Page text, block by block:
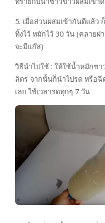
5. เมื่อส่วนผสมเข้ากันดีแล้ว
ทิ้งไว้ หมักไว้ 30 วัน (คลายฝ
จะมีแก๊ส)
วิธีนำไปใช้ : ให้ใช้น้ำหมักซ
ลิตร จากนั้นก็นำไปรด หรือฉี
เลย ใช้เวลารดทุกๆ 7 วัน